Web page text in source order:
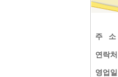
주 소
연락처
영업일